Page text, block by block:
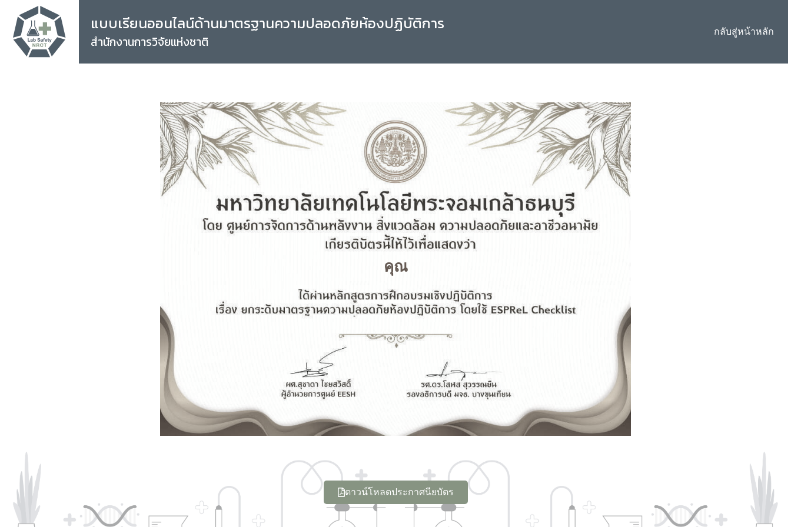
แบบเรียนออนไลน์ด้านมาตรฐานความปลอดภัยห้องปฏิบัติการ
สำนักงานการวิจัยแห่งชาติ
กลับสู่หน้าหลัก
คุณ
ดาวน์โหลดประกาศนียบัตร